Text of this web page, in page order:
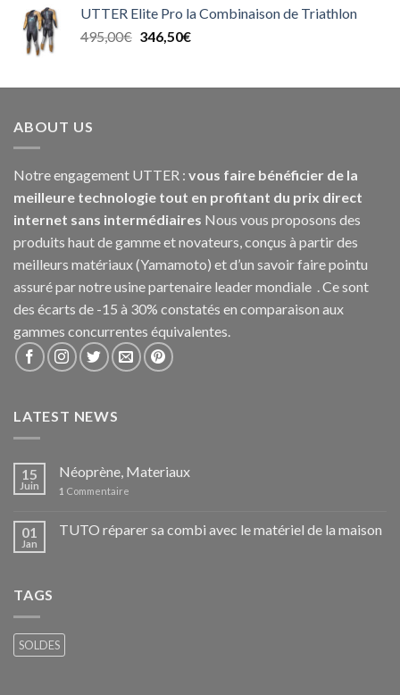
UTTER Elite Pro la Combinaison de Triathlon
495,00€ 346,50€
ABOUT US
Notre engagement UTTER : vous faire bénéficier de la
meilleure technologie tout en profitant du prix direct
internet sans intermédiaires Nous vous proposons des
produits haut de gamme et novateurs, conçus à partir des
meilleurs matériaux (Yamamoto) et d’un savoir faire pointu
assuré par notre usine partenaire leader mondiale . Ce sont
des écarts de -15 à 30% constatés en comparaison aux
gammes concurrentes équivalentes.
LATEST NEWS
15
Juin
Néoprène, Materiaux
1 Commentaire
01
Jan
TUTO réparer sa combi avec le matériel de la maison
TAGS
SOLDES